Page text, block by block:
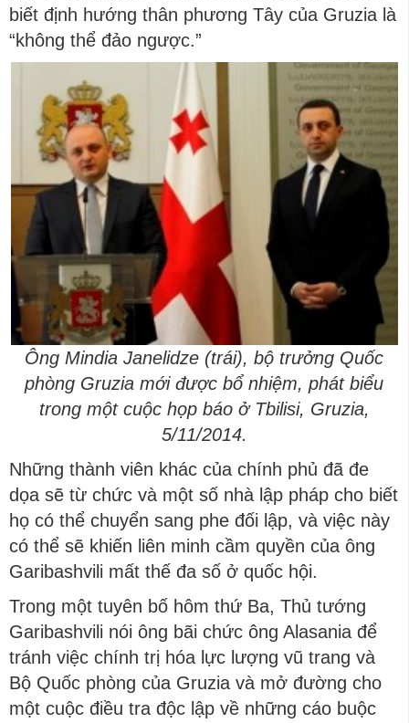
biết định hướng thân phương Tây của Gruzia là
“không thể đảo ngược.”
Ông Mindia Janelidze (trái), bộ trưởng Quốc
phòng Gruzia mới được bổ nhiệm, phát biểu
trong một cuộc họp báo ở Tbilisi, Gruzia,
5/11/2014.
Những thành viên khác của chính phủ đã đe
dọa sẽ từ chức và một số nhà lập pháp cho biết
họ có thể chuyển sang phe đối lập, và việc này
có thể sẽ khiến liên minh cầm quyền của ông
Garibashvili mất thế đa số ở quốc hội.
Trong một tuyên bố hôm thứ Ba, Thủ tướng
Garibashvili nói ông bãi chức ông Alasania để
tránh việc chính trị hóa lực lượng vũ trang và
Bộ Quốc phòng của Gruzia và mở đường cho
một cuộc điều tra độc lập về những cáo buộc